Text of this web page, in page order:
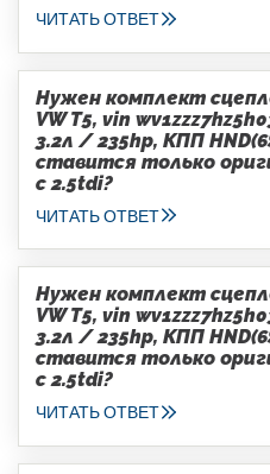
ЧИТАТЬ ОТВЕТ
Нужен комплект
VW T5, vin
3.2л / 235hp, КПП
ставится только
с 2.5tdi?
ЧИТАТЬ ОТВЕТ
Нужен комплект
VW T5, vin
3.2л / 235hp, КПП
ставится только
с 2.5tdi?
ЧИТАТЬ ОТВЕТ